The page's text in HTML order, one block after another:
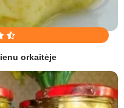
orkaitėje